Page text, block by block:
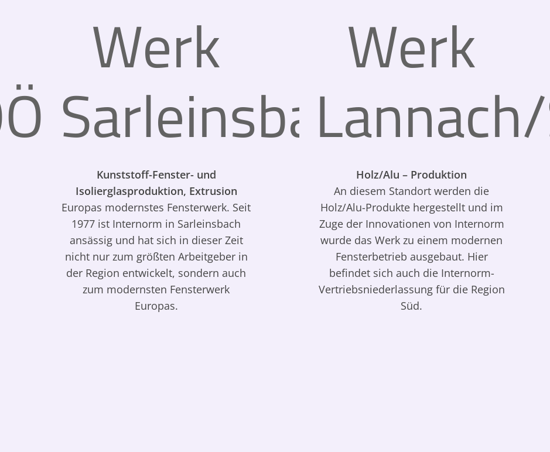
Werk
Sarleinsbach/OÖ
Kunststoff-Fenster- und
Isolierglasproduktion, Extrusion
Europas modernstes Fensterwerk. Seit
1977 ist Internorm in Sarleinsbach
ansässig und hat sich in dieser Zeit
nicht nur zum größten Arbeitgeber in
der Region entwickelt, sondern auch
zum modernsten Fensterwerk
Europas.
Werk
Holz/Alu – Produktion
An diesem Standort werden die
Holz/Alu-Produkte hergestellt und im
Zuge der Innovationen von Internorm
wurde das Werk zu einem modernen
Fensterbetrieb ausgebaut. Hier
befindet sich auch die Internorm-
Vertriebsniederlassung für die Region
Süd.